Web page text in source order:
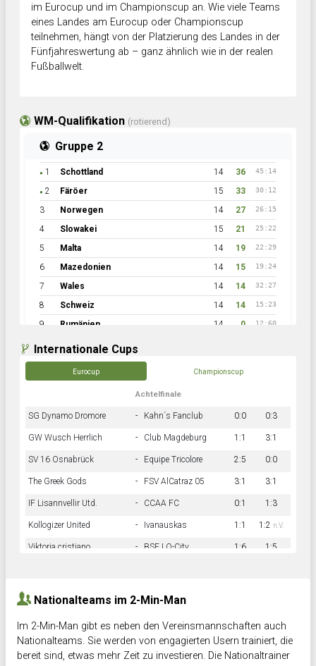
im Eurocup und im Championscup an. Wie viele Teams
eines Landes am Eurocup oder Championscup
teilnehmen, hängt von der Platzierung des Landes in der
Fünfjahreswertung ab – ganz ähnlich wie in der realen
Fußballwelt.
WM-Qualifikation (rotierend)
Gruppe 2
● 1 Schottland 14 36 45:14
● 2 Färöer 15 33 30:12
3 Norwegen 14 27 26:15
4 Slowakei 15 21 25:22
5 Malta 14 19 22:29
6 Mazedonien 14 15 19:24
7 Wales 14 14 32:27
8 Schweiz 14 14 15:23
9 Rumänien 14 0 12:60
Internationale Cups
Eurocup Championscup
Achtelfinale
SG Dynamo Dromore - Kahn´s Fanclub 0:0 0:3
GW Wusch Herrlich - Club Magdeburg 1:1 3:1
SV 16 Osnabrück - Equipe Tricolore 2:5 0:0
The Greek Gods - FSV AlCatraz 05 3:1 3:1
IF Lisannvellir Utd. - CCAA FC 0:1 1:3
Kollogizer United - Ivanauskas 1:1 1:2 n.V.
Viktoria cristiano - BSF LO-City 1:6 1:5
Nationalteams im 2-Min-Man
Im 2-Min-Man gibt es neben den Vereinsmannschaften auch
Nationalteams. Sie werden von engagierten Usern trainiert, die
bereit sind, etwas mehr Zeit zu investieren. Die Nationaltrainer